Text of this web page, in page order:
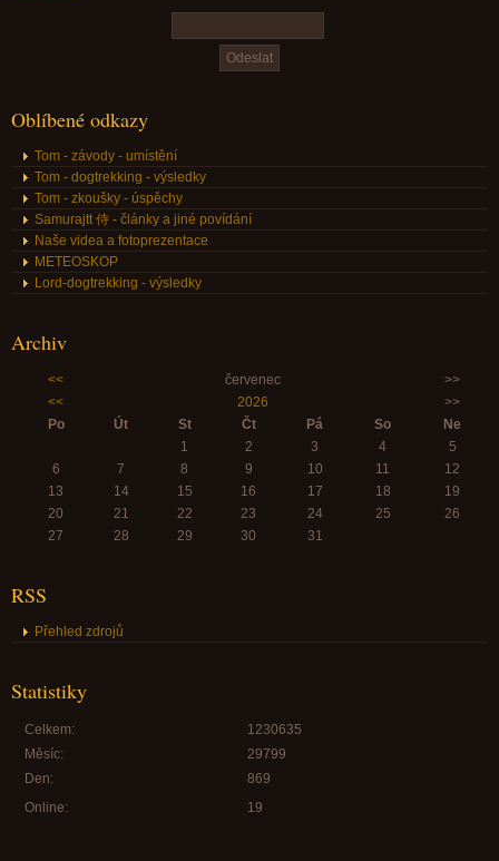
Oblíbené odkazy
Tom - závody - umístění
Tom - dogtrekking - výsledky
Tom - zkoušky - úspěchy
Samurajtt 侍 - články a jiné povídání
Naše videa a fotoprezentace
METEOSKOP
Lord-dogtrekking - výsledky
Archiv
<< červenec
>>
<<
2026
>>
Po
Út St Čt Pá So
Ne
1
2 3 4
5
6
7 8 9 10 11
12
13
14 15 16 17 18
19
20
21 22 23 24 25
26
27
28 29 30 31
RSS
Přehled zdrojů
Statistiky
Online: 19
Celkem:
1230635
Měsíc:
29799
Den:
869